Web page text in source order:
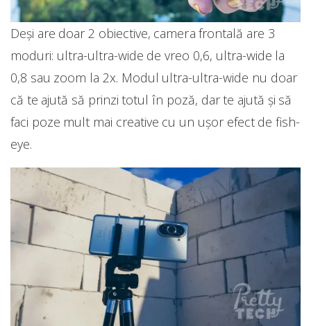
Deși are doar 2 obiective, camera frontală are 3
moduri: ultra-ultra-wide de vreo 0,6, ultra-wide la
0,8 sau zoom la 2x. Modul ultra-ultra-wide nu doar
că te ajută să prinzi totul în poză, dar te ajută și să
faci poze mult mai creative cu un ușor efect de fish-
eye.